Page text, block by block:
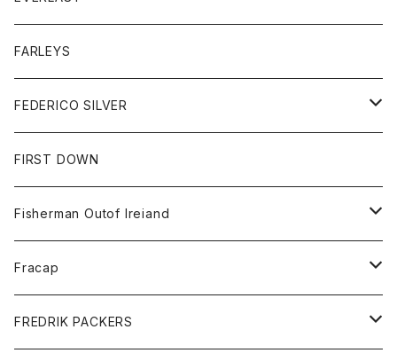
シャツ
セーター
ボトム
ショートパンツ
パンツ
レディース
コート
ジャケット
トップス
ジャケット
スエットシャツ
ボトム
スエットパンツ
グッズ
帽子
FARLEYS
FEDERICO SILVER
アクセサリー
FIRST DOWN
Fisherman Outof Ireiand
ニット
Fracap
グッズ
FREDRIK PACKERS